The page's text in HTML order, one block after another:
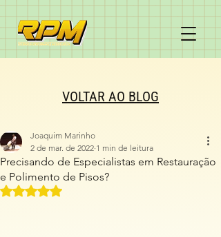
VOLTAR AO BLOG
Precisando de Especialistas em Restauração
e Polimento de Pisos?
Joaquim Marinho
2 de mar. de 2022 1 min de leitura
Avaliado com NaN de 5 estrelas.